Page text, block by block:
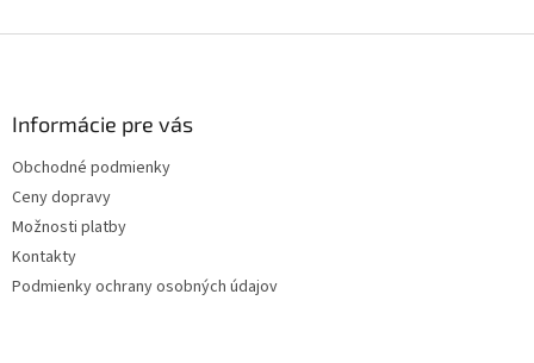
Informácie pre vás
Obchodné podmienky
Ceny dopravy
Možnosti platby
Kontakty
Podmienky ochrany osobných údajov